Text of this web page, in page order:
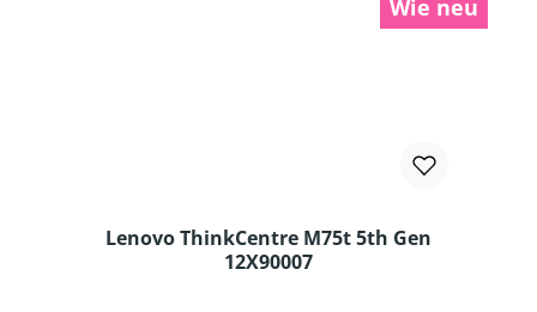
Wie neu
Lenovo ThinkCentre M75t 5th Gen
12X90007